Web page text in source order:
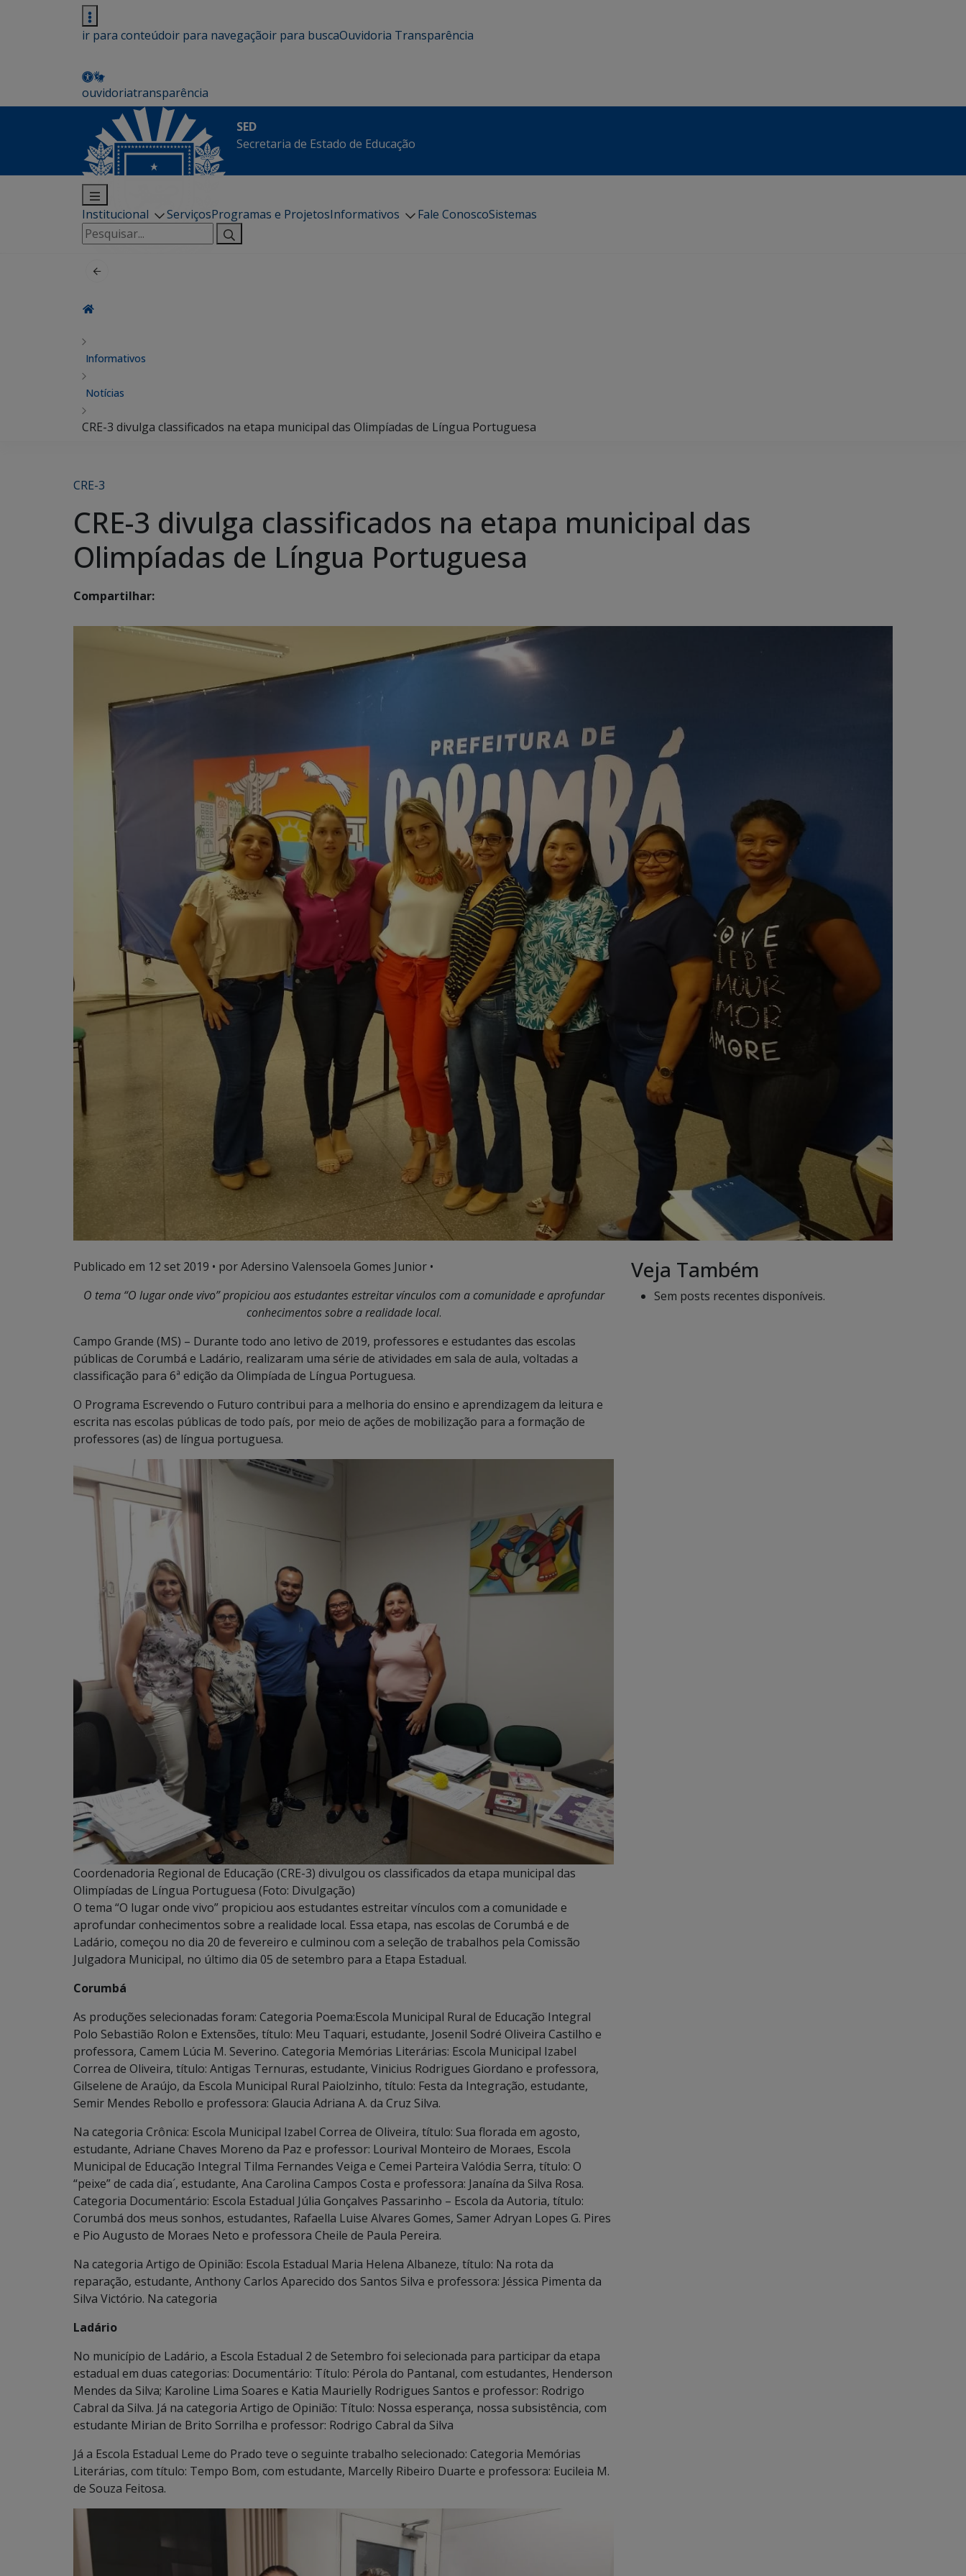
ir para conteúdoir para navegaçãoir para buscaOuvidoria Transparência
ouvidoriatransparência
SED
Secretaria de Estado de Educação
Institucional ServiçosProgramas e ProjetosInformativos Fale ConoscoSistemas
Pesquisar
por:
Informativos
Notícias
CRE-3 divulga classificados na etapa municipal das Olimpíadas de Língua Portuguesa
CRE-3
CRE-3 divulga classificados na etapa municipal das
Olimpíadas de Língua Portuguesa
Compartilhar:
Publicado em 12 set 2019 • por Adersino Valensoela Gomes Junior •
O tema “O lugar onde vivo” propiciou aos estudantes estreitar vínculos com a comunidade e aprofundar
conhecimentos sobre a realidade local.
Campo Grande (MS) – Durante todo ano letivo de 2019, professores e estudantes das escolas
públicas de Corumbá e Ladário, realizaram uma série de atividades em sala de aula, voltadas a
classificação para 6ª edição da Olimpíada de Língua Portuguesa.
O Programa Escrevendo o Futuro contribui para a melhoria do ensino e aprendizagem da leitura e
escrita nas escolas públicas de todo país, por meio de ações de mobilização para a formação de
professores (as) de língua portuguesa.
Coordenadoria Regional de Educação (CRE-3) divulgou os classificados da etapa municipal das
Olimpíadas de Língua Portuguesa (Foto: Divulgação)
O tema “O lugar onde vivo” propiciou aos estudantes estreitar vínculos com a comunidade e
aprofundar conhecimentos sobre a realidade local. Essa etapa, nas escolas de Corumbá e de
Ladário, começou no dia 20 de fevereiro e culminou com a seleção de trabalhos pela Comissão
Julgadora Municipal, no último dia 05 de setembro para a Etapa Estadual.
Corumbá
As produções selecionadas foram: Categoria Poema:Escola Municipal Rural de Educação Integral
Polo Sebastião Rolon e Extensões, título: Meu Taquari, estudante, Josenil Sodré Oliveira Castilho e
professora, Camem Lúcia M. Severino. Categoria Memórias Literárias: Escola Municipal Izabel
Correa de Oliveira, título: Antigas Ternuras, estudante, Vinicius Rodrigues Giordano e professora,
Gilselene de Araújo, da Escola Municipal Rural Paiolzinho, título: Festa da Integração, estudante,
Semir Mendes Rebollo e professora: Glaucia Adriana A. da Cruz Silva.
Na categoria Crônica: Escola Municipal Izabel Correa de Oliveira, título: Sua florada em agosto,
estudante, Adriane Chaves Moreno da Paz e professor: Lourival Monteiro de Moraes, Escola
Municipal de Educação Integral Tilma Fernandes Veiga e Cemei Parteira Valódia Serra, título: O
“peixe” de cada dia´, estudante, Ana Carolina Campos Costa e professora: Janaína da Silva Rosa.
Categoria Documentário: Escola Estadual Júlia Gonçalves Passarinho – Escola da Autoria, título:
Corumbá dos meus sonhos, estudantes, Rafaella Luise Alvares Gomes, Samer Adryan Lopes G. Pires
e Pio Augusto de Moraes Neto e professora Cheile de Paula Pereira.
Na categoria Artigo de Opinião: Escola Estadual Maria Helena Albaneze, título: Na rota da
reparação, estudante, Anthony Carlos Aparecido dos Santos Silva e professora: Jéssica Pimenta da
Silva Victório. Na categoria
Ladário
No município de Ladário, a Escola Estadual 2 de Setembro foi selecionada para participar da etapa
estadual em duas categorias: Documentário: Título: Pérola do Pantanal, com estudantes, Henderson
Mendes da Silva; Karoline Lima Soares e Katia Maurielly Rodrigues Santos e professor: Rodrigo
Cabral da Silva. Já na categoria Artigo de Opinião: Título: Nossa esperança, nossa subsistência, com
estudante Mirian de Brito Sorrilha e professor: Rodrigo Cabral da Silva
Já a Escola Estadual Leme do Prado teve o seguinte trabalho selecionado: Categoria Memórias
Literárias, com título: Tempo Bom, com estudante, Marcelly Ribeiro Duarte e professora: Eucileia M.
de Souza Feitosa.
Veja Também
Sem posts recentes disponíveis.